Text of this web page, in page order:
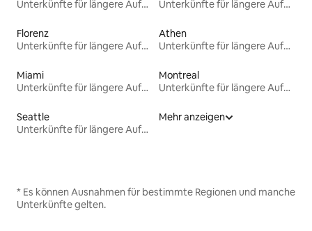
Unterkünfte für längere Aufenthalte
Unterkünfte für längere Aufenthalte
Florenz
Unterkünfte für längere Aufenthalte
Athen
Unterkünfte für längere Aufenthalte
Miami
Unterkünfte für längere Aufenthalte
Montreal
Unterkünfte für längere Aufenthalte
Seattle
Unterkünfte für längere Aufenthalte
Mehr anzeigen
* Es können Ausnahmen für bestimmte Regionen und manche
Unterkünfte gelten.